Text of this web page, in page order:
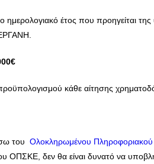
ημερολογιακό έτος που προηγείται
κάθε αίτησης
του Ολοκληρωμένου Πληροφοριακού
ΟΠΣΚΕ, δεν θα είναι δυνατό να